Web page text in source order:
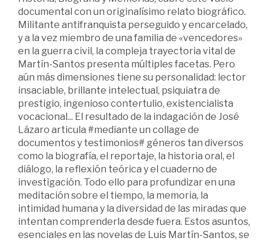
documental con un originalísimo relato biográfico.
Militante antifranquista perseguido y encarcelado,
y a la vez miembro de una familia de «vencedores»
en la guerra civil, la compleja trayectoria vital de
Martín-Santos presenta múltiples facetas. Pero
aún más dimensiones tiene su personalidad: lector
insaciable, brillante intelectual, psiquiatra de
prestigio, ingenioso contertulio, existencialista
vocacional... El resultado de la indagación de José
Lázaro articula #mediante un collage de
documentos y testimonios# géneros tan diversos
como la biografía, el reportaje, la historia oral, el
diálogo, la reflexión teórica y el cuaderno de
investigación. Todo ello para profundizar en una
meditación sobre el tiempo, la memoria, la
intimidad humana y la diversidad de las miradas que
intentan comprenderla desde fuera. Estos asuntos,
esenciales en las novelas de Luis Martín-Santos, se